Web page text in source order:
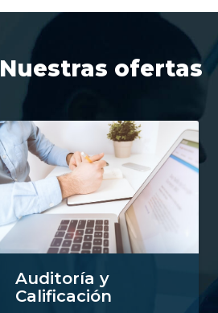
Nuestras ofertas
Auditoría y
Calificación